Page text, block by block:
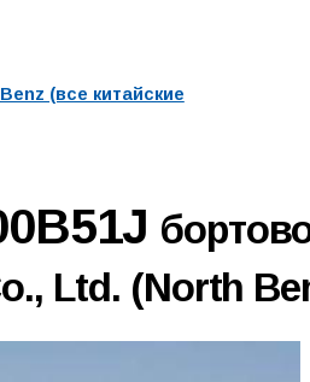
(все китайские
Ltd. (North